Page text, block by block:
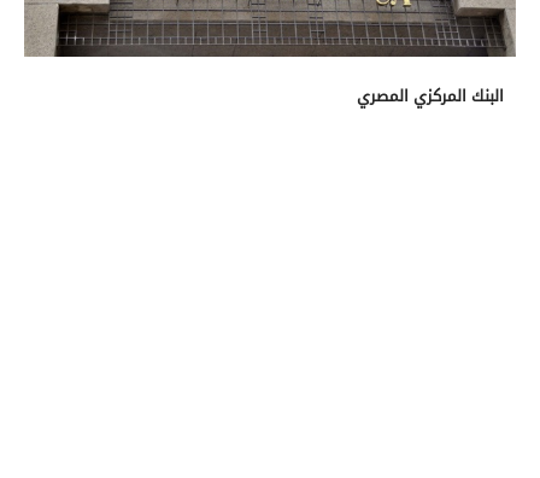
البنك المركزي المصري